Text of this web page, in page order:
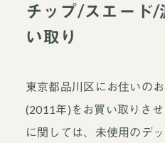
チップ/スエード/
い取り
東京都品川区にお住いの
(2011年)をお買い取りさ
に関しては、未使用のデ